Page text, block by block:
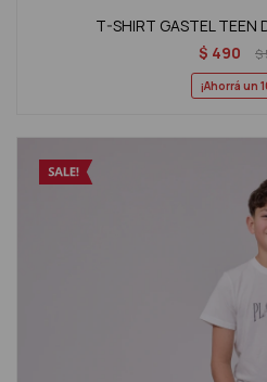
T-SHIRT GASTEL TEEN
$ 490 $